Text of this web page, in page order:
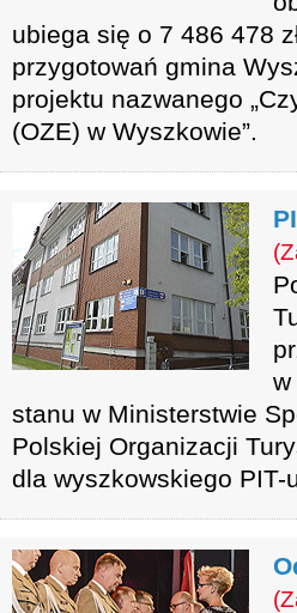
ubiega się o 7 486 478
przygotowań gmina
projektu nazwanego
(OZE) w Wyszkowie”.
w
stanu w Ministerstwie
Polskiej Organizacji
dla wyszkowskiego PIT-